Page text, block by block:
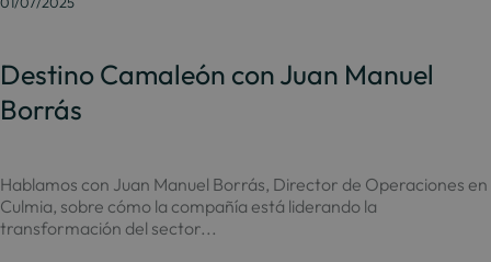
Destino Camaleón con Juan Manuel
Borrás
Hablamos con Juan Manuel Borrás, Director de Operaciones en
Culmia, sobre cómo la compañía está liderando la
transformación del sector...